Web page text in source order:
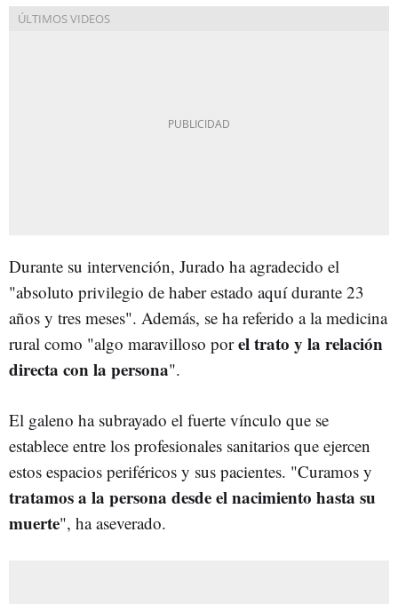
Durante su intervención, Jurado ha agradecido el
"absoluto privilegio de haber estado aquí durante 23
años y tres meses". Además, se ha referido a la medicina
rural como "algo maravilloso porel trato y la relación
directa con la persona".
El galeno ha subrayado el fuerte vínculo que se
establece entre los profesionales sanitarios que ejercen
estos espacios periféricos y sus pacientes. "Curamos y
tratamos a la persona desde el nacimiento hasta su
muerte", ha aseverado.